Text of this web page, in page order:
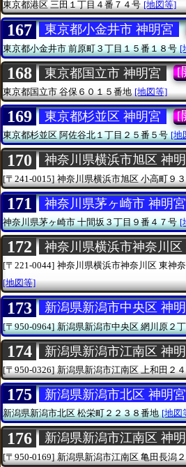
東京都港区三田１丁目４番７４号 [地図等]
167 東京都小金井市 神明宮
東京都小金井市前原町３丁目１５番１８号 [
168 東京都国立市 神明宮 [
東京都国立市谷保６０１５番地 [地図等]
169 東京都杉並区 神明宮 [
東京都杉並区阿佐谷北１丁目２５番５号 [地
170 神奈川県横浜市旭区 神
[〒241-0015] 神奈川県横浜市旭区 小高町９
171 神奈川県茅ヶ崎市 神明宮
神奈川県茅ヶ崎市十間坂３丁目９番４７号 [
172 神奈川県横浜市神奈川区
[〒221-0044] 神奈川県横浜市神奈川区 東神
[地図等]
173 新潟県新潟市中央区 神
[〒950-0964] 新潟県新潟市中央区網川原２
174 新潟県新潟市江南区 神
[〒950-0326] 新潟県新潟市江南区上和田２
175 新潟県新潟市北区 神明宮
新潟県新潟市北区松栄町２２３８番地 [地図
176 新潟県新潟市江南区 神
[〒950-0169] 新潟県新潟市江南区 亀田長潟